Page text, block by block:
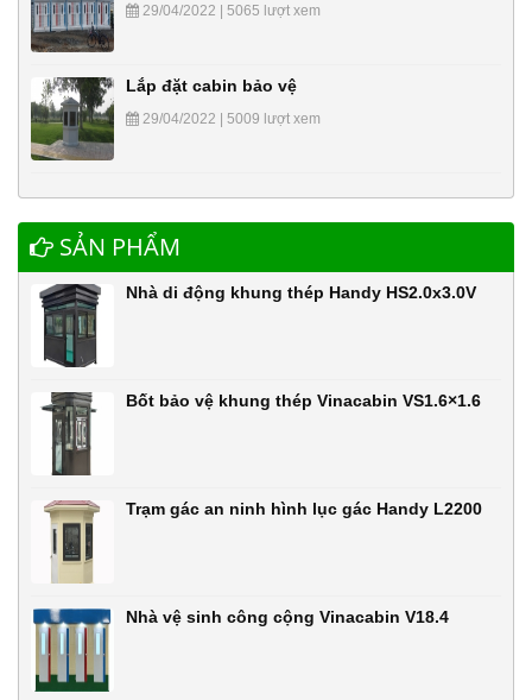
29/04/2022 | 5065 lượt xem
Lắp đặt cabin bảo vệ
29/04/2022 | 5009 lượt xem
SẢN PHẨM
Nhà di động khung thép Handy HS2.0x3.0V
Bốt bảo vệ khung thép Vinacabin VS1.6×1.6
Trạm gác an ninh hình lục gác Handy L2200
Nhà vệ sinh công cộng Vinacabin V18.4